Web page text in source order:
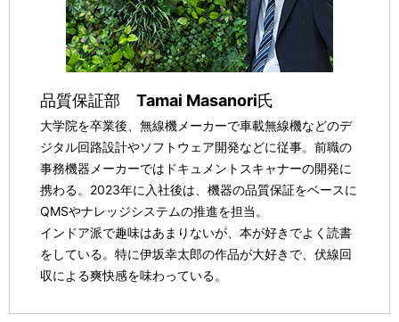
品質保証部 Tamai Masanori氏
大学院を卒業後、無線機メーカーで車載無線機などのデ
ジタル回路設計やソフトウェア開発などに従事。前職の
事務機器メーカーではドキュメントスキャナーの開発に
携わる。2023年に入社後は、機器の品質保証をベースに
QMSやナレッジシステムの推進を担当。
インドア派で趣味はあまりないが、本が好きでよく読書
をしている。特に伊坂幸太郎の作品が大好きで、伏線回
収による爽快感を味わっている。